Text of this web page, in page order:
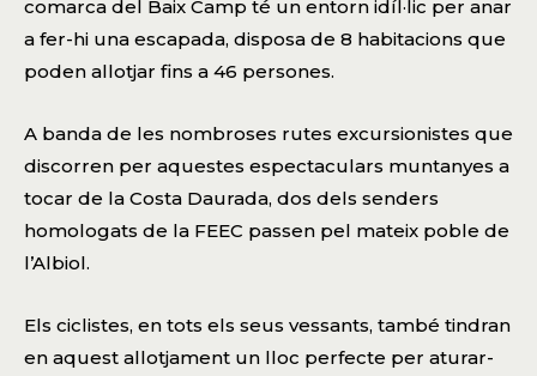
comarca del Baix Camp té un entorn idíl·lic per anar
a fer-hi una escapada, disposa de 8 habitacions que
poden allotjar fins a 46 persones.
A banda de les nombroses rutes excursionistes que
discorren per aquestes espectaculars muntanyes a
tocar de la Costa Daurada, dos dels senders
homologats de la FEEC passen pel mateix poble de
l’Albiol.
Els ciclistes, en tots els seus vessants, també tindran
en aquest allotjament un lloc perfecte per aturar-